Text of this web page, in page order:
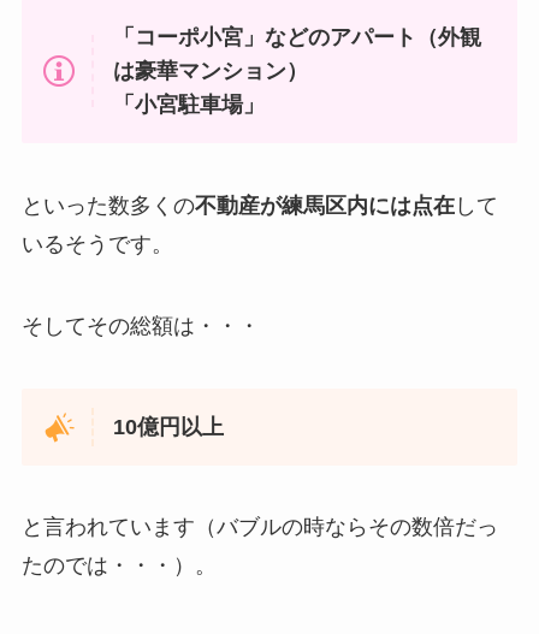
「コーポ小宮」などのアパート（外観
は豪華マンション）
「小宮駐車場」
といった数多くの不動産が練馬区内には点在して
いるそうです。
そしてその総額は・・・
10億円以上
と言われています（バブルの時ならその数倍だっ
たのでは・・・）。